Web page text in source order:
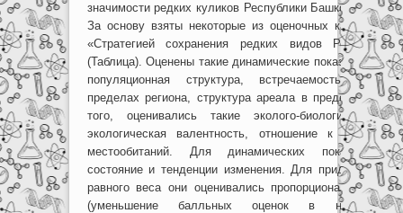
значимости редких куликов Республики Башкортостан
За основу взяты некоторые из оценочных категорий,
«Стратегией сохранения редких видов России
(Таблица). Оценены такие динамические показатели,
популяционная структура, встречаемость,
пределах региона, структура ареала в пределах
того, оценивались такие эколого-биологические
экологическая валентность, отношение к
местообитаний. Для динамических показателей
состояние и тенденции изменения. Для придания
равного веса они оценивались пропорционально и
(уменьшение балльных оценок в